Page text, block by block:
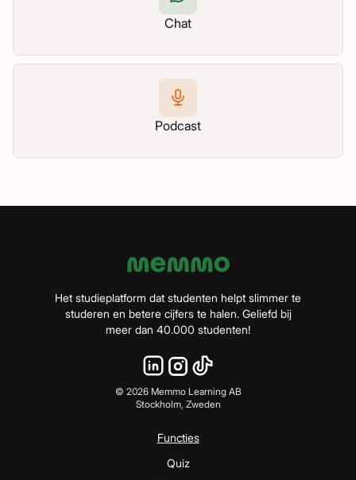
Chat
Podcast
Het studieplatform dat studenten helpt slimmer te
studeren en betere cijfers te halen. Geliefd bij
meer dan 40.000 studenten!
© 2026Memmo Learning AB
Stockholm, Zweden
Functies
Quiz